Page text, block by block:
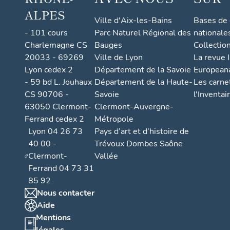
ALPES
- 101 cours
Charlemagne CS
20033 - 69269
Lyon cedex 2
- 59 bd L. Jouhaux
CS 90706 -
63050 Clermont-
Ferrand cedex 2
Lyon 04 26 73
40 00 -
Clermont-
Ferrand 04 73 31
85 92
Nous contacter
Aide
Mentions
Ville d'Aix-les-Bains
Parc Naturel Régional des
Bauges
Ville de Lyon
Département de la Savoie
Département de la Haute-
Savoie
Clermont-Auvergne-
Métropole
Pays d’art et d’histoire de
Trévoux Dombes Saône
Vallée
Bases
La revue
Les